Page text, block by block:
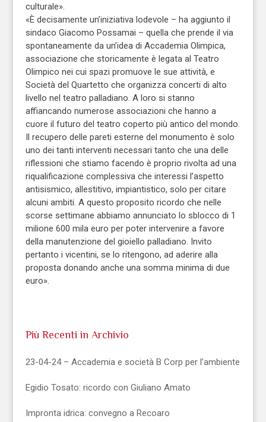
culturale».
«È decisamente un’iniziativa lodevole – ha aggiunto il
sindaco Giacomo Possamai – quella che prende il via
spontaneamente da un’idea di Accademia Olimpica,
associazione che storicamente è legata al Teatro
Olimpico nei cui spazi promuove le sue attività, e
Società del Quartetto che organizza concerti di alto
livello nel teatro palladiano. A loro si stanno
affiancando numerose associazioni che hanno a
cuore il futuro del teatro coperto più antico del mondo.
Il recupero delle pareti esterne del monumento è solo
uno dei tanti interventi necessari tanto che una delle
riflessioni che stiamo facendo è proprio rivolta ad una
riqualificazione complessiva che interessi l’aspetto
antisismico, allestitivo, impiantistico, solo per citare
alcuni ambiti. A questo proposito ricordo che nelle
scorse settimane abbiamo annunciato lo sblocco di 1
milione 600 mila euro per poter intervenire a favore
della manutenzione del gioiello palladiano. Invito
pertanto i vicentini, se lo ritengono, ad aderire alla
proposta donando anche una somma minima di due
euro».
Più Recenti in Archivio
23-04-24 – Accademia e società B Corp per l’ambiente
Egidio Tosato: ricordo con Giuliano Amato
Impronta idrica: convegno a Recoaro